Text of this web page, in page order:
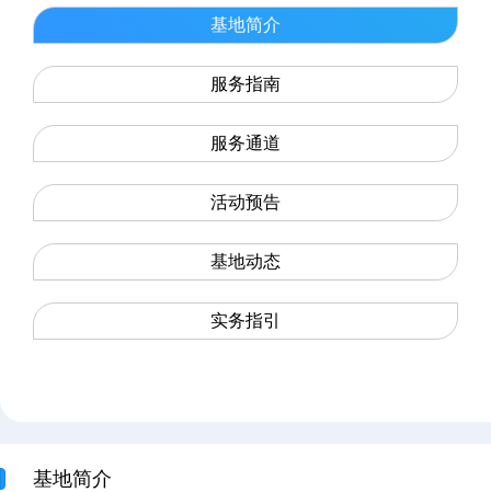
基地简介
服务指南
服务通道
活动预告
基地动态
实务指引
基地简介